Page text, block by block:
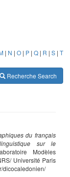
| N | O| P|Q | R |S |T
Recherche Search
du français
sur le
Modèles
Université Paris
dicocaledonien/